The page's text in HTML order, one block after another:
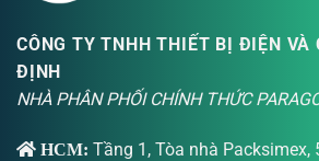
CÔNG TY TNHH THIẾT BỊ ĐIỆN VÀ
ĐỊNH
NHÀ PHÂN PHỐI CHÍNH THỨC
HCM: Tầng 1, Tòa nhà Packsimex,